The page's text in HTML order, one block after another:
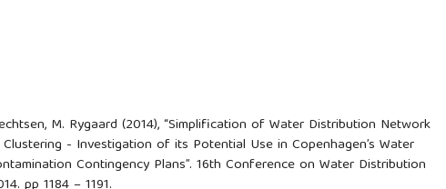
M. Rygaard (2014), “Simplification of Water Distribution Network
- Investigation of its Potential Use in Copenhagen’s Water
Contingency Plans”. 16th Conference on Water Distribution